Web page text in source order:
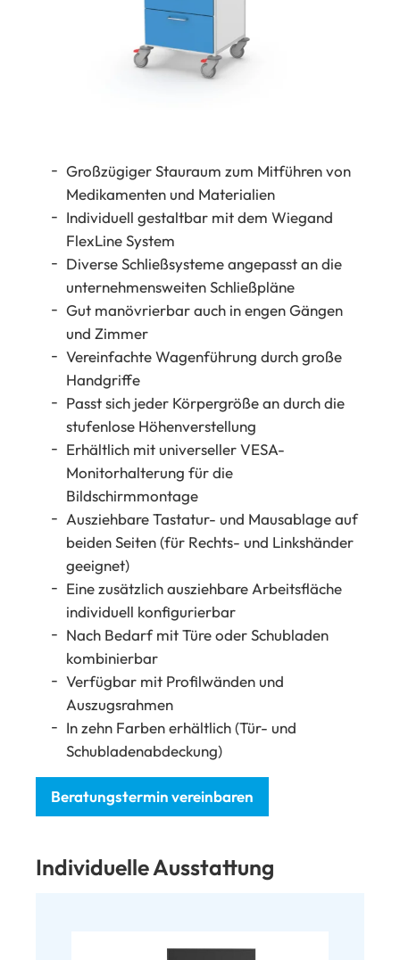
Großzügiger Stauraum zum Mitführen von
Medikamenten und Materialien
Individuell gestaltbar mit dem Wiegand
FlexLine System
Diverse Schließsysteme angepasst an die
unternehmensweiten Schließpläne
Gut manövrierbar auch in engen Gängen
und Zimmer
Vereinfachte Wagenführung durch große
Handgriffe
Passt sich jeder Körpergröße an durch die
stufenlose Höhenverstellung
Erhältlich mit universeller VESA-
Monitorhalterung für die
Bildschirmmontage
Ausziehbare Tastatur- und Mausablage auf
beiden Seiten (für Rechts- und Linkshänder
geeignet)
Eine zusätzlich ausziehbare Arbeitsfläche
individuell konfigurierbar
Nach Bedarf mit Türe oder Schubladen
kombinierbar
Verfügbar mit Profilwänden und
Auszugsrahmen
In zehn Farben erhältlich (Tür- und
Schubladenabdeckung)
Beratungstermin vereinbaren
Individuelle Ausstattung